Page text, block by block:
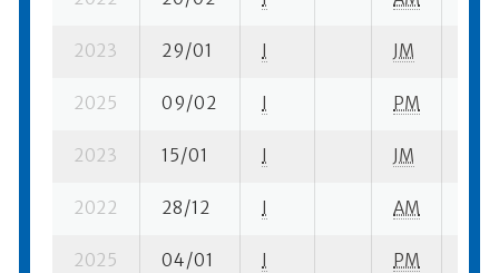
2023 29/01 I JM
2025 09/02 I PM
2023 15/01 I JM
2022 28/12 I AM
2025 04/01 I PM